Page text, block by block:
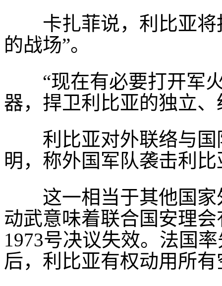
卡扎菲说，利比亚将
的战场”。
“现在有必要打开军火
器，捍卫利比亚的独立
利比亚对外联络与国
明，称外国军队袭击利
这一相当于其他国家
动武意味着联合国安理
1973号决议失效。法国
后，利比亚有权动用所